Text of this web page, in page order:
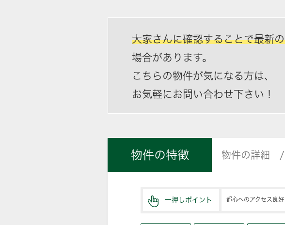
大家さんに確認することで最新
場合があります。
こちらの物件が気になる方は、
お気軽にお問い合わせ下さい！
物件の特徴 物件の詳細
一押しポイント 都心へのアクセス良